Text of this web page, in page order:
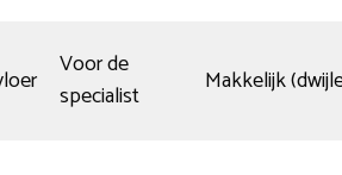
Voor de
specialist
Makkelijk